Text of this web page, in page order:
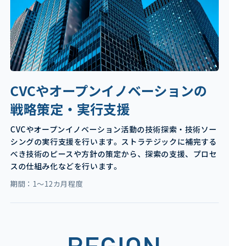
CVCやオープンイノベーションの
戦略策定・実行支援
CVCやオープンイノベーション活動の技術探索・技術ソー
シングの実行支援を行います。ストラテジックに補完する
べき技術のピースや方針の策定から、探索の支援、プロセ
スの仕組み化などを行います。
期間：1～12カ月程度